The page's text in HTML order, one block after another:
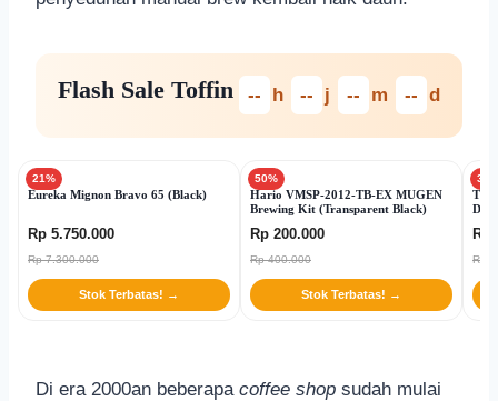
Flash Sale Toffin -- h -- j -- m -- d
21%
Eureka Mignon Bravo 65 (Black)
Rp 5.750.000
Rp 7.300.000
Stok Terbatas! →
50%
Hario VMSP-2012-TB-EX MUGEN
Brewing Kit (Transparent Black)
Rp 200.000
Rp 400.000
Stok Terbatas! →
Rp
Rp
Di era 2000an beberapa coffee shop sudah mulai